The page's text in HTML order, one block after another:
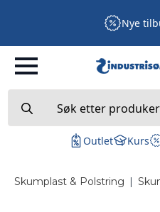
Nye
for:
Outlet Kurs
Skumplast & Polstring |